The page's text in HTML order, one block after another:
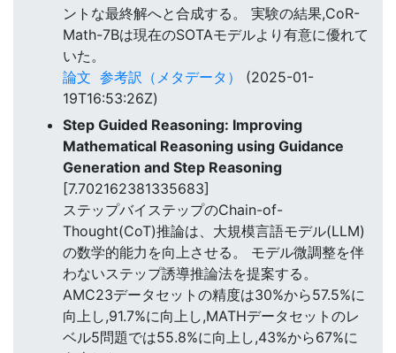
ントな最終解へと合成する。 実験の結果,CoR-
Math-7Bは現在のSOTAモデルより有意に優れて
いた。
論文 参考訳（メタデータ）
(2025-01-
19T16:53:26Z)
Step Guided Reasoning: Improving
Mathematical Reasoning using Guidance
Generation and Step Reasoning
[7.702162381335683]
ステップバイステップのChain-of-
Thought(CoT)推論は、大規模言語モデル(LLM)
の数学的能力を向上させる。 モデル微調整を伴
わないステップ誘導推論法を提案する。
AMC23データセットの精度は30%から57.5%に
向上し,91.7%に向上し,MATHデータセットのレ
ベル5問題では55.8%に向上し,43%から67%に